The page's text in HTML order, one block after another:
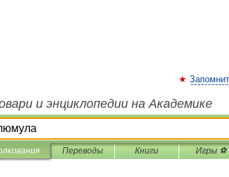
и энциклопедии на Академике
Переводы Книги Игры ⚽